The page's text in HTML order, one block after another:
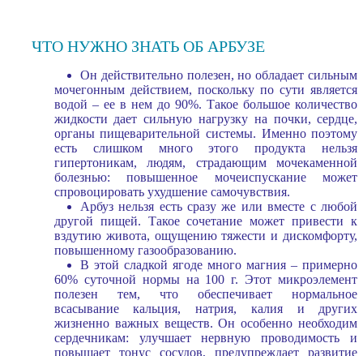
ЧТО НУЖНО ЗНАТЬ ОБ АРБУЗЕ
Он действительно полезен, но обладает сильным
мочегонным действием, поскольку по сути является
водой – ее в нем до 90%. Такое большое количество
жидкости дает сильную нагрузку на почки, сердце,
органы пищеварительной системы. Именно поэтому
есть слишком много этого продукта нельзя
гипертоникам, людям, страдающим мочекаменной
болезнью: повышенное мочеиспускание может
спровоцировать ухудшение самочувствия.
Арбуз нельзя есть сразу же или вместе с любой
другой пищей. Такое сочетание может привести к
вздутию живота, ощущению тяжести и дискомфорту,
повышенному газообразованию.
В этой сладкой ягоде много магния – примерно
60% суточной нормы на 100 г. Этот микроэлемент
полезен тем, что обеспечивает нормальное
всасывание кальция, натрия, калия и других
жизненно важных веществ. Он особенно необходим
сердечникам: улучшает нервную проводимость и
повышает тонус сосудов, предупреждает развитие